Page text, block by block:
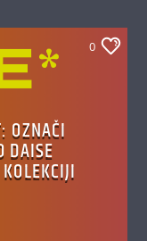
0
OZNAČI
DAISE